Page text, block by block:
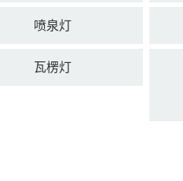
喷泉灯
瓦楞灯